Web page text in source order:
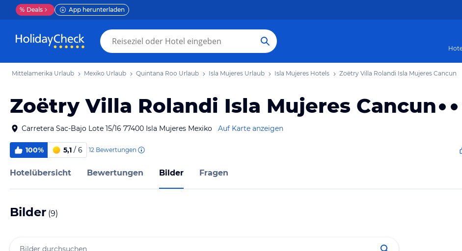
% Deals App herunterladen
Mittelamerika Urlaub Mexiko Urlaub Quintana Roo Urlaub Isla Mujeres Urlaub Isla Mujeres Hotels Zoëtry Villa Rolandi Isla Mujeres Cancun
Zoëtry Villa Rolandi Isla Mujeres Cancun
Carretera Sac-Bajo Lote 15/16 77400 Isla Mujeres Mexiko Auf Karte anzeigen
100% 5,1 / 6 12 Bewertungen
Hotelübersicht Bewertungen Bilder Fragen
Bilder (9)